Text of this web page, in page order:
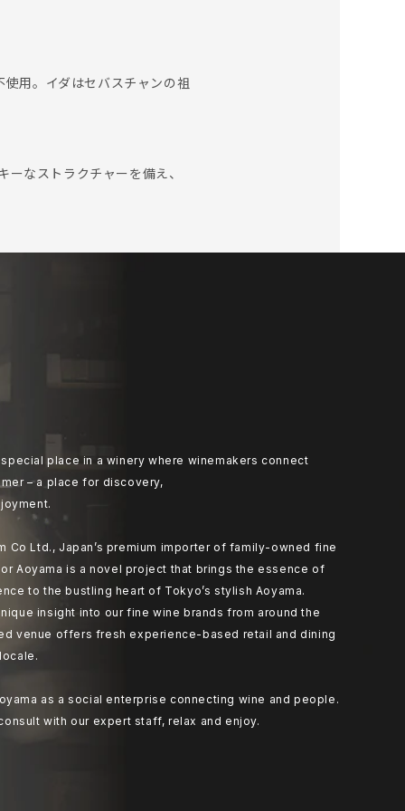
用。イダはセバスチャンの祖
なストラクチャーを備え、
place in a winery where winemakers connect
– a place for discovery,
Co Ltd., Japan’s premium importer of family-owned fine
Aoyama is a novel project that brings the essence of
to the bustling heart of Tokyo’s stylish Aoyama.
insight into our fine wine brands from around the
venue offers fresh experience-based retail and dining
as a social enterprise connecting wine and people.
with our expert staff, relax and enjoy.